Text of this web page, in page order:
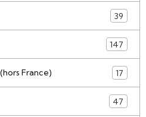
39
147
France) 17
47